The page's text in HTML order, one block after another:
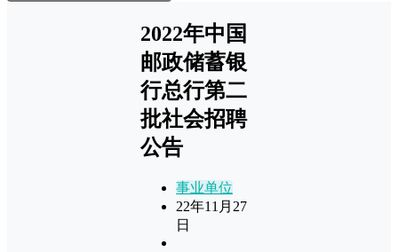
2022年中国
邮政储蓄银
行总行第二
批社会招聘
公告
事业单位
22年11月27
日